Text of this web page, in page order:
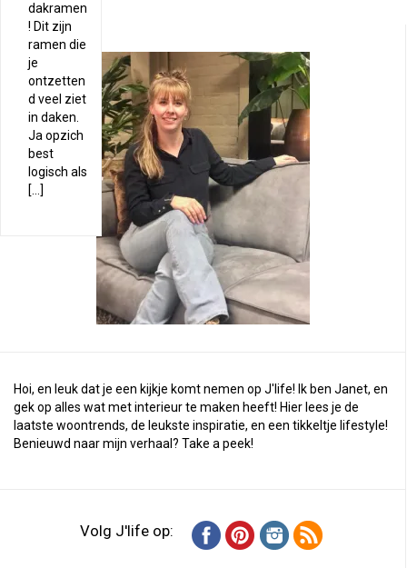
dakramen
! Dit zijn
ramen die
je
ontzetten
d veel ziet
in daken.
Ja opzich
best
logisch als
[…]
Hoi, en leuk dat je een kijkje komt nemen op J'life! Ik ben Janet, en
gek op alles wat met interieur te maken heeft! Hier lees je de
laatste woontrends, de leukste inspiratie, en een tikkeltje lifestyle!
Benieuwd naar mijn verhaal? Take a peek!
Volg J'life op: